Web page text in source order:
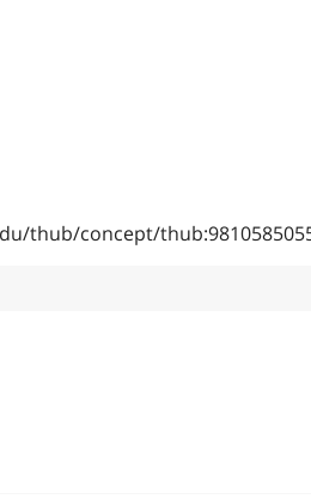
thub/concept/